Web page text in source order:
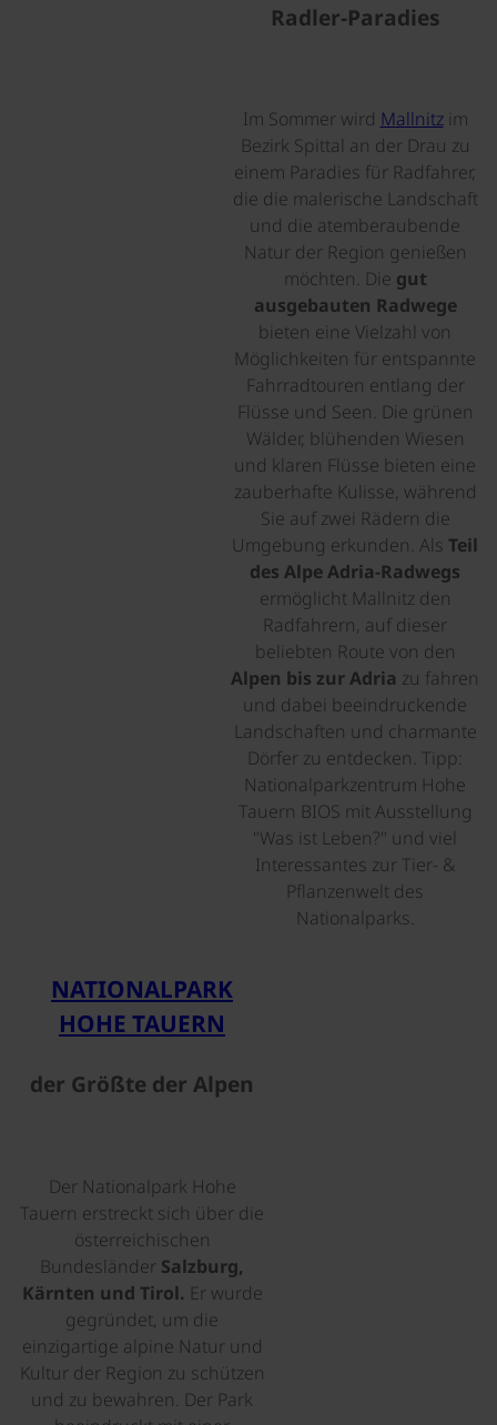
Radler-Paradies
Im Sommer wird Mallnitzim
Bezirk Spittal an der Drau zu
einem Paradies für Radfahrer,
die die malerische Landschaft
und die atemberaubende
Natur der Region genießen
möchten. Die gut
ausgebauten Radwege
bieten eine Vielzahl von
Möglichkeiten für entspannte
Fahrradtouren entlang der
Flüsse und Seen. Die grünen
Wälder, blühenden Wiesen
und klaren Flüsse bieten eine
zauberhafte Kulisse, während
Sie auf zwei Rädern die
Umgebung erkunden. Als Teil
des Alpe Adria-Radwegs
ermöglicht Mallnitz den
Radfahrern, auf dieser
beliebten Route von den
Alpen bis zur Adria zu fahren
und dabei beeindruckende
Landschaften und charmante
Dörfer zu entdecken. Tipp:
Nationalparkzentrum Hohe
Tauern BIOS mit Ausstellung
"Was ist Leben?" und viel
Interessantes zur Tier- &
Pflanzenwelt des
Nationalparks.
NATIONALPARK
HOHE TAUERN
der Größte der Alpen
Der Nationalpark Hohe
Tauern erstreckt sich über die
österreichischen
Bundesländer Salzburg,
Kärnten und Tirol. Er wurde
gegründet, um die
einzigartige alpine Natur und
Kultur der Region zu schützen
und zu bewahren. Der Park